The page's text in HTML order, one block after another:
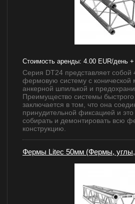
Стоимость аренды: 4.00 EUR/день
Серия DT24 представляет собой
фермовую систему с конической
анкерной шпилькой и
Преимущество системы
заключается в том, что она
принудительной фиксацией и
собирать и демонтировать всю
конструкцию.
Фермы Litec 50мм (Фермы, углы,